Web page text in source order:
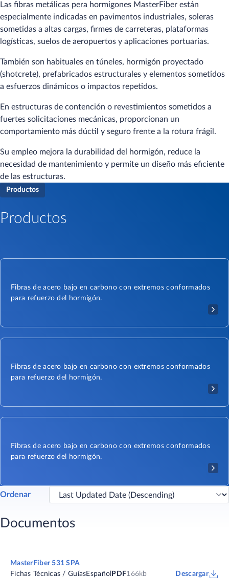
Las fibras metálicas pera hormigones MasterFiber están
especialmente indicadas en pavimentos industriales, soleras
sometidas a altas cargas, firmes de carreteras, plataformas
logísticas, suelos de aeropuertos y aplicaciones portuarias.
También son habituales en túneles, hormigón proyectado
(shotcrete), prefabricados estructurales y elementos sometidos
a esfuerzos dinámicos o impactos repetidos.
En estructuras de contención o revestimientos sometidos a
fuertes solicitaciones mecánicas, proporcionan un
comportamiento más dúctil y seguro frente a la rotura frágil.
Su empleo mejora la durabilidad del hormigón, reduce la
necesidad de mantenimiento y permite un diseño más eficiente
de las estructuras.
Productos
Productos
Fibras de acero bajo en carbono con extremos conformados
para refuerzo del hormigón.
Fibras de acero bajo en carbono con extremos conformados
para refuerzo del hormigón.
Fibras de acero bajo en carbono con extremos conformados
para refuerzo del hormigón.
Ordenar
Documentos
MasterFiber 531 SPA
Fichas Técnicas / GuíasEspañol PDF166kb Descargar